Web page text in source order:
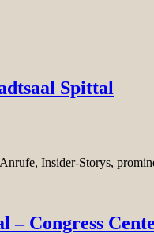
Spittal
Insider-Storys,
– Congress